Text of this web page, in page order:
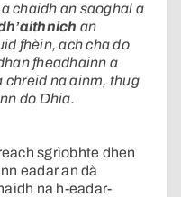
chaidh an saoghal a
an
fhèin, ach cha do
fheadhainn a
chreid na ainm, thug
do Dhia.
sgrìobhte dhen
eadar an dà
na h-eadar-